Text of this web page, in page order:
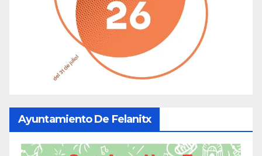
Ayuntamiento De Felanitx